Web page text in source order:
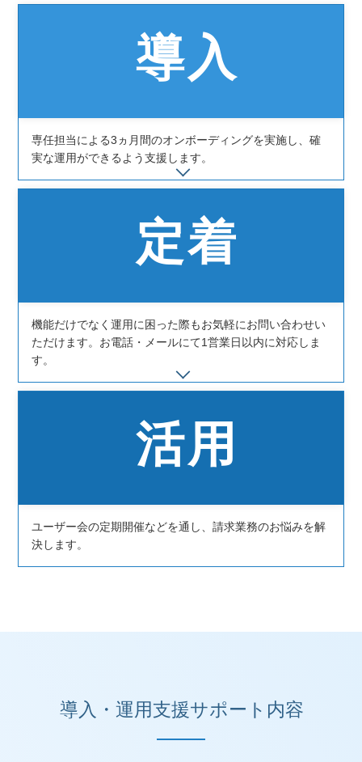
導入
専任担当による3ヵ月間のオンボーディングを実施し、確
実な運用ができるよう支援します。
定着
機能だけでなく運用に困った際もお気軽にお問い合わせい
ただけます。お電話・メールにて1営業日以内に対応しま
す。
活用
ユーザー会の定期開催などを通し、請求業務のお悩みを解
決します。
導入・運用支援サポート内容